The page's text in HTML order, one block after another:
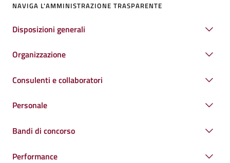
NAVIGA L'AMMINISTRAZIONE TRASPARENTE
Disposizioni generali
Organizzazione
Consulenti e collaboratori
Personale
Bandi di concorso
Performance